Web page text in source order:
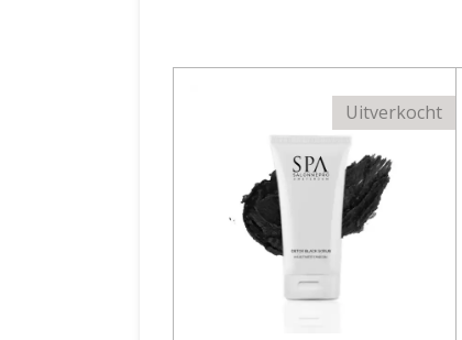
Uitverkocht